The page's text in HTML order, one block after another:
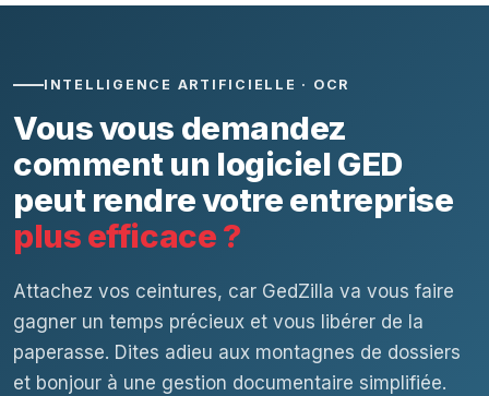
INTELLIGENCE ARTIFICIELLE · OCR
Vous vous demandez
comment un logiciel GED
peut rendre votre entreprise
plus efficace ?
Attachez vos ceintures, car GedZilla va vous faire
gagner un temps précieux et vous libérer de la
paperasse. Dites adieu aux montagnes de dossiers
et bonjour à une gestion documentaire simplifiée.